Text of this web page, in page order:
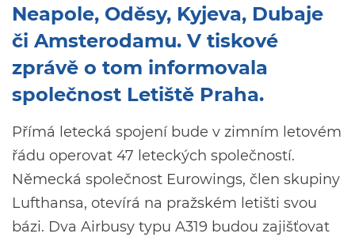
Neapole, Oděsy, Kyjeva, Dubaje
či Amsterodamu. V tiskové
zprávě o tom informovala
společnost Letiště Praha.
Přímá letecká spojení bude v zimním letovém
řádu operovat 47 leteckých společností.
Německá společnost Eurowings, člen skupiny
Lufthansa, otevírá na pražském letišti svou
bázi. Dva Airbusy typu A319 budou zajišťovat